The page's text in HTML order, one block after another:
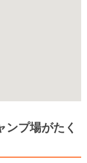
ンプ場がたく